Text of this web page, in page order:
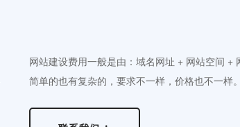
网站建设费用一般是由：域名网址 + 网站空间 +
简单的也有复杂的，要求不一样，价格也不一样